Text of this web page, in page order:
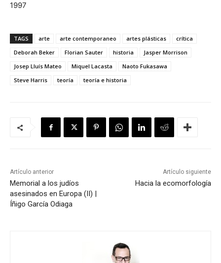
1997
TAGS arte arte contemporaneo artes plásticas
crítica
Deborah Beker
Florian Sauter historia
Jasper Morrison
Josep Lluís Mateo
Miquel Lacasta
Naoto Fukasawa
Steve Harris
teoría teoría e historia
Artículo anterior
Memorial a los judíos
asesinados en Europa (II) |
Íñigo García Odiaga
Artículo siguiente
Hacia la ecomorfología